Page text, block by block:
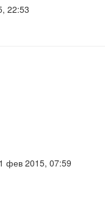
22:53
фев 2015, 07:59